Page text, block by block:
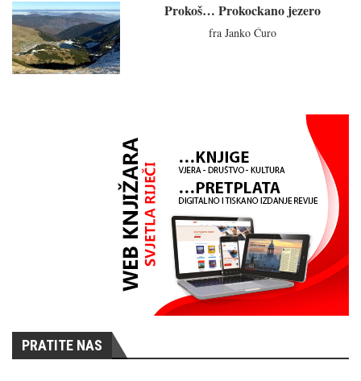
Prokoš… Prokockano jezero
fra Janko Ćuro
PRATITE NAS